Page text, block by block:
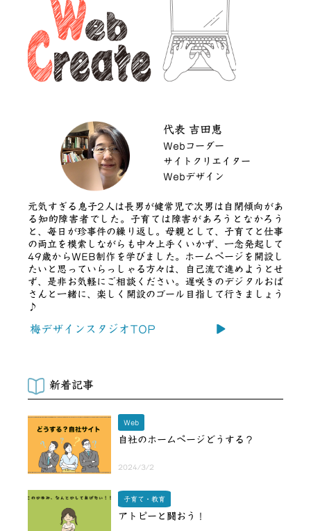
代表 吉田恵
Webコーダー
サイトクリエイター
Webデザイン
元気すぎる息子2人は長男が健常児で次男は自閉傾向があ
る知的障害者でした。子育ては障害があろうとなかろう
と、毎日が珍事件の繰り返し。母親として、子育てと仕事
の両立を模索しながらも中々上手くいかず、一念発起して
49歳からWEB制作を学びました。ホームページを開設し
たいと思っていらっしゃる方々は、自己流で進めようとせ
ず、是非お気軽にご相談ください。遅咲きのデジタルおば
さんと一緒に、楽しく開設のゴール目指して行きましょう
♪
梅デザインスタジオTOP
新着記事
Web
自社のホームページどうする？
2024/3/2
子育て・教育
アトピーと闘おう！